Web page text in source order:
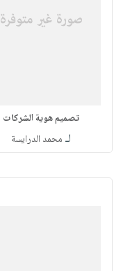
تصميم هوية الشركات
لـ محمد الدرايسة